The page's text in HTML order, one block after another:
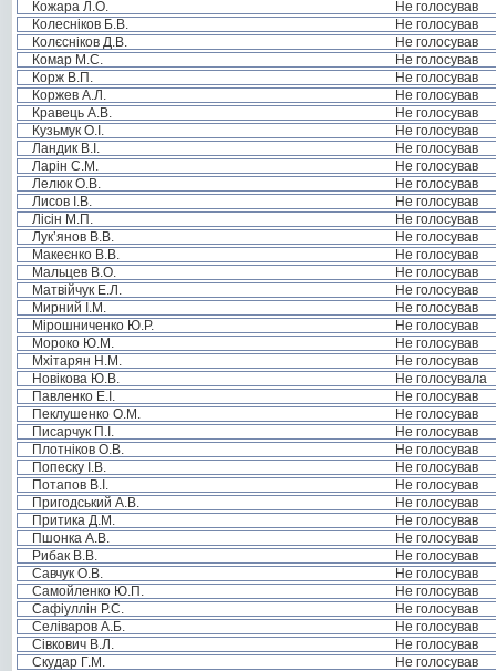
Кожара Л.О.
Не голосував
Колесніков Б.В.
Не голосував
Колєсніков Д.В.
Не голосував
Комар М.С.
Не голосував
Корж В.П.
Не голосував
Коржев А.Л.
Не голосував
Кравець А.В.
Не голосував
Кузьмук О.І.
Не голосував
Ландик В.І.
Не голосував
Ларін С.М.
Не голосував
Лелюк О.В.
Не голосував
Лисов І.В.
Не голосував
Лісін М.П.
Не голосував
Лук’янов В.В.
Не голосував
Макеєнко В.В.
Не голосував
Мальцев В.О.
Не голосував
Матвійчук Е.Л.
Не голосував
Мирний І.М.
Не голосував
Мірошниченко Ю.Р.
Не голосував
Мороко Ю.М.
Не голосував
Мхітарян Н.М.
Не голосував
Новікова Ю.В.
Не голосувала
Павленко Е.І.
Не голосував
Пеклушенко О.М.
Не голосував
Писарчук П.І.
Не голосував
Плотніков О.В.
Не голосував
Попеску І.В.
Не голосував
Потапов В.І.
Не голосував
Пригодський А.В.
Не голосував
Притика Д.М.
Не голосував
Пшонка А.В.
Не голосував
Рибак В.В.
Не голосував
Савчук О.В.
Не голосував
Самойленко Ю.П.
Не голосував
Сафіуллін Р.С.
Не голосував
Селіваров А.Б.
Не голосував
Сівкович В.Л.
Не голосував
Скудар Г.М.
Не голосував